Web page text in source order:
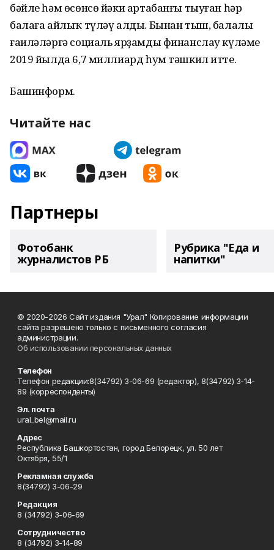
бәйле һәм өсөнсө йәки артабанғы тыуған һәр
балаға айлыҡ түләү алды. Бынан тыш, балалы
ғаиләләргә социаль ярҙамды финанслау күләме
2019 йылда 6,7 миллиард һум тәшкил итте.
Башинформ.
Читайте нас
Партнеры
Фотобанк
журналистов РБ
Рубрика "Еда и
напитки"
© 2020-2026 Сайт издания "Урал" Копирование информации
сайта разрешено только с письменного согласия
администрации.
Об использовании персональных данных
Телефон
Телефон редакции:8(34792) 3-06-69 (редактор), 8(34792) 3-14-
89 (корреспонденты)
Эл. почта
ural_bel@mail.ru
Адрес
Республика Башкортостан, город Белорецк, ул. 50 лет
Октября, 55/1
Рекламная служба
8(34792) 3-06-29
Редакция
8 (34792) 3-06-69
Сотрудничество
8 (34792) 3-14-89